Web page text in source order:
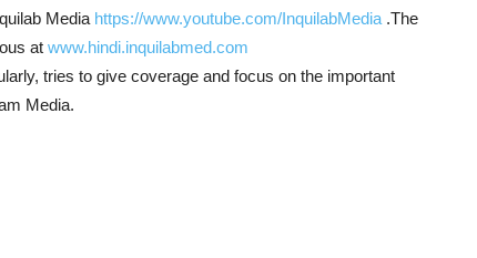
Media https://www.youtube.com/InquilabMedia .The
at www.hindi.inquilabmed.com
tries to give coverage and focus on the important
Media.